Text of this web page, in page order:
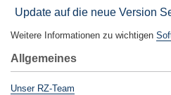
Weitere Informationen zu wichtigen
Allgemeines
Unser RZ-Team